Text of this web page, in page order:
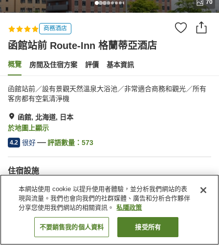
70
商務酒店
函館站前 Route-Inn 格蘭蒂亞酒店
概覽 房間及住宿方案 評價 基本資訊
函館站前／設有景觀天然溫泉大浴池／非常適合商務和觀光／所有
客房都有空氣清淨機
函館, 北海道, 日本
於地圖上顯示
4.2 很好 評語數量： 573
住宿設施
Wi-Fi
步行 5 分鐘可到車站
桑拿
餐廳
找客房
本網站使用 cookie 以提升使用者體驗，並分析我們網站的表
現與流量。我們也會向我們的社群媒體、廣告和分析合作夥伴
分享您使用我們網站的相關資訊。
私隱政策
不要銷售我的個人資料 接受所有